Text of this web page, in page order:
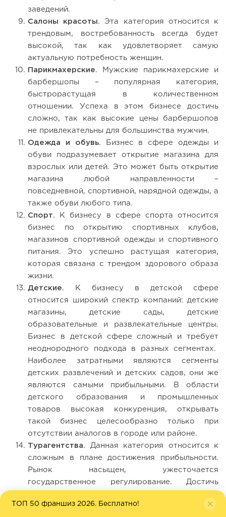
заведений.
Салоны красоты . Эта категория относится к
трендовым, востребованность всегда будет
высокой, так как удовлетворяет самую
актуальную потребность женщин.
Парикмахерские . Мужские парикмахерские и
барбершопы – популярная категория,
быстрорастущая в количественном
отношении. Успеха в этом бизнесе достичь
сложно, так как высокие цены барбершопов
не привлекательны для большинства мужчин.
Одежда и обувь. Бизнес в сфере одежды и
обуви подразумевает открытие магазина для
взрослых или детей. Это может быть открытие
магазина любой направленности –
повседневной, спортивной, нарядной одежды, а
также обуви любого типа.
Спорт . К бизнесу в сфере спорта относится
бизнес по открытию спортивных клубов,
магазинов спортивной одежды и спортивного
питания. Это успешно растущая категория,
которая связана с трендом здорового образа
жизни.
Детские . К бизнесу в детской сфере
относится широкий спектр компаний: детские
магазины, детские сады, детские
образовательные и развлекательные центры.
Бизнес в детской сфере сложный и требует
неоднородного подхода в разных сегментах.
Наиболее затратными являются сегменты
детских развлечений и детских садов, они же
являются самыми прибыльными. В области
детского образования и промышленных
товаров высокая конкуренция, открывать
такой бизнес целесообразно только при
отсутствии аналогов в городе или районе.
Турагентства . Данная категория относится к
сложным в плане достижения прибыльности.
Рынок насыщен, ужесточается
государственное регулирование. Достичь
предложением или с низкой ценой.
ТОП 50 франшиз 2026. Бесплатно!